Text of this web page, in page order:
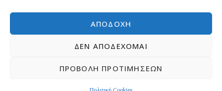
ΑΠΟΔΟΧΉ
ΔΕΝ ΑΠΟΔΈΧΟΜΑΙ
ΠΡΟΒΟΛΉ ΠΡΟΤΙΜΉΣΕΩΝ
Copyright © 2026 | Developed byPr-om.gr
ΠΟΛΙΤΙΚΗ ΑΠΟΡΡΗΤΟΥΕΠΙΚΟΙΝΩΝΙΑ